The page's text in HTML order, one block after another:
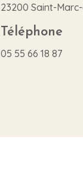
23200 Saint-
Téléphone
05 55 66 18 87